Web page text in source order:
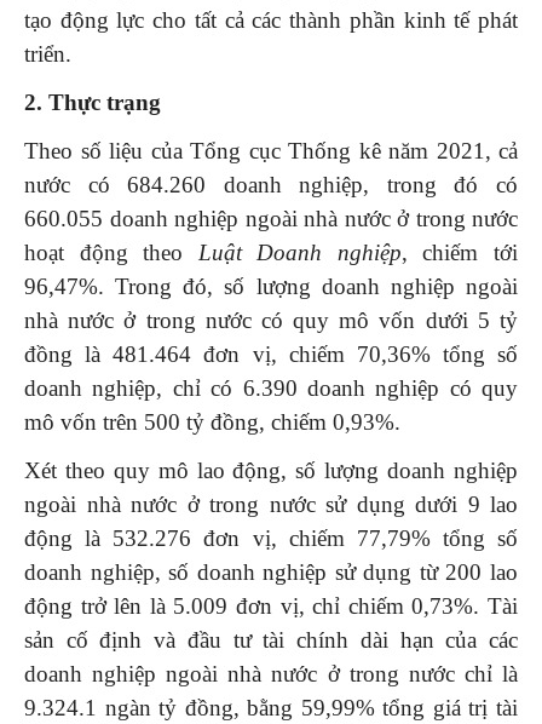
tạo động lực cho tất cả các thành phần kinh tế phát
triển.
2. Thực trạng
Theo số liệu của Tổng cục Thống kê năm 2021, cả
nước có 684.260 doanh nghiệp, trong đó có
660.055 doanh nghiệp ngoài nhà nước ở trong nước
hoạt động theo Luật Doanh nghiệp, chiếm tới
96,47%. Trong đó, số lượng doanh nghiệp ngoài
nhà nước ở trong nước có quy mô vốn dưới 5 tỷ
đồng là 481.464 đơn vị, chiếm 70,36% tổng số
doanh nghiệp, chỉ có 6.390 doanh nghiệp có quy
mô vốn trên 500 tỷ đồng, chiếm 0,93%.
Xét theo quy mô lao động, số lượng doanh nghiệp
ngoài nhà nước ở trong nước sử dụng dưới 9 lao
động là 532.276 đơn vị, chiếm 77,79% tổng số
doanh nghiệp, số doanh nghiệp sử dụng từ 200 lao
động trở lên là 5.009 đơn vị, chỉ chiếm 0,73%. Tài
sản cố định và đầu tư tài chính dài hạn của các
doanh nghiệp ngoài nhà nước ở trong nước chỉ là
9.324.1 ngàn tỷ đồng, bằng 59,99% tổng giá trị tài